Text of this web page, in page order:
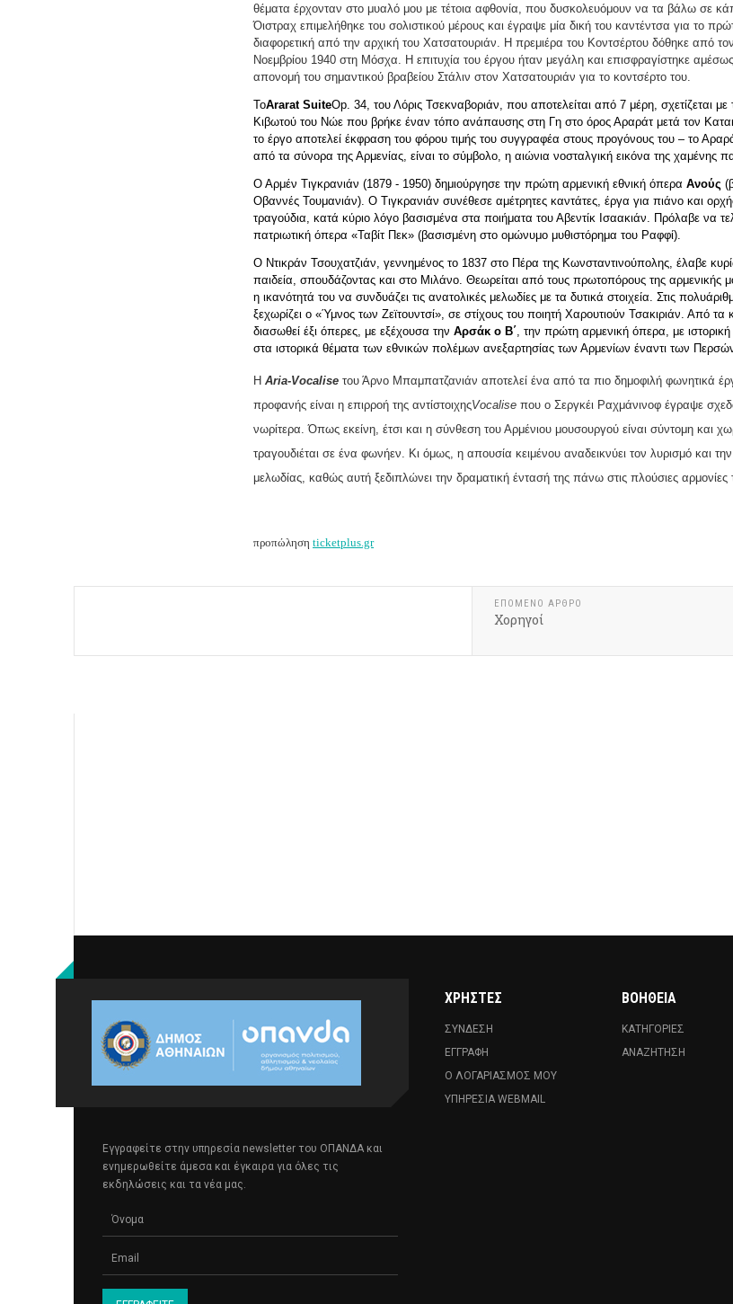
θέματα έρχονταν στο μυαλό μου με τέτοια αφθονία, που δυσκολευόμουν να τα βάλω σε
Όιστραχ επιμελήθηκε του σολιστικού μέρους και έγραψε μία δική του καντέντσα για το
διαφορετική από την αρχική του Χατσατουριάν. Η πρεμιέρα του Κοντσέρτου δόθηκε από
Νοεμβρίου 1940 στη Μόσχα. Η επιτυχία του έργου ήταν μεγάλη και επισφραγίστηκε
απονομή του σημαντικού βραβείου Στάλιν στον Χατσατουριάν για το κοντσέρτο του.
ΤοArarat SuiteOp. 34, του Λόρις Τσεκναβοριάν , που αποτελείται από 7 μέρη, σχετίζεται με
Κιβωτού του Νώε που βρήκε έναν τόπο ανάπαυσης στη Γη στο όρος Αραράτ μετά τον
το έργο αποτελεί έκφραση του φόρου τιμής του συγγραφέα στους προγόνους του – το
από τα σύνορα της Αρμενίας είναι το σύμβολο η αιώνια νοσταλγική εικόνα της χαμένης π
Ο Αρμέν Τιγκρανιάν (1879 - 1950) δημιούργησε την πρώτη αρμενική εθνική όπερα Ανούς
Οβαννές Τουμανιάν). Ο Τιγκρανιάν συνέθεσε αμέτρητες καντάτες, έργα για πιάνο και
τραγούδια, κατά κύριο λόγο βασισμένα στα ποιήματα του Αβεντίκ Ισαακιάν. Πρόλαβε να
πατριωτική όπερα «Ταβίτ Πεκ» (βασισμένη στο ομώνυμο μυθιστόρημα του Ραφφί).
O Ντικράν Τσουχατζιάν, γεννημένος το 1837 στο Πέρα της Κωνσταντινούπολης, έλαβε
παιδεία, σπουδάζοντας και στο Μιλάνο. Θεωρείται από τους πρωτοπόρους της αρμενικής
η ικανότητά του να συνδυάζει τις ανατολικές μελωδίες με τα δυτικά στοιχεία. Στις
ξεχωρίζει ο «Ύμνος των Ζεϊτουντσί», σε στίχους του ποιητή Χαρουτιούν Τσακιριάν. Από
διασωθεί έξι όπερες, με εξέχουσα την Αρσάκ ο Β΄ , την πρώτη αρμενική όπερα, με ιστορική
στα ιστορικά θέματα των εθνικών πολέμων ανεξαρτησίας των Αρμενίων έναντι των Περσών
H Aria-Vocalise του Άρνο Μπαμπατζανιάν αποτελεί ένα από τα πιο δημοφιλή φωνητικά
προφανής είναι η επιρροή της αντίστοιχηςVocalise που ο Σεργκέι Ραχμάνινοφ έγραψε
νωρίτερα. Όπως εκείνη, έτσι και η σύνθεση του Αρμένιου μουσουργού είναι σύντομη και
τραγουδιέται σε ένα φωνήεν. Κι όμως, η απουσία κειμένου αναδεικνύει τον λυρισμό και
μελωδίας, καθώς αυτή ξεδιπλώνει την δραματική έντασή της πάνω στις πλούσιες αρμονίες
προπώληση ticketplus.gr
ΕΠΌΜΕΝΟ ΆΡΘΡΟ
Χορηγοί
Εγγραφείτε στην υπηρεσία newsletter του ΟΠΑΝΔΑ και
ενημερωθείτε άμεσα και έγκαιρα για όλες τις
εκδηλώσεις και τα νέα μας.
ΧΡΉΣΤΕΣ
ΣΎΝΔΕΣΗ
ΕΓΓΡΑΦΉ
Ο ΛΟΓΑΡΙΑΣΜΌΣ ΜΟΥ
ΥΠΗΡΕΣΊΑ WEBMAIL
ΒΟΉΘΕΙΑ
ΚΑΤΗΓΟΡΊΕΣ
ΑΝΑΖΉΤΗΣΗ